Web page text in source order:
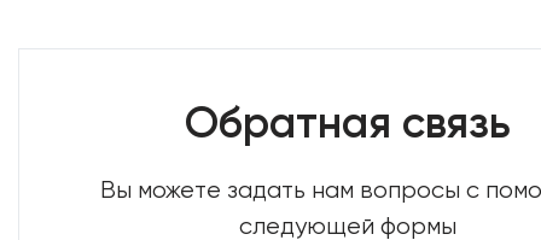
Обратная связь
Вы можете задать нам вопросы с
следующей формы